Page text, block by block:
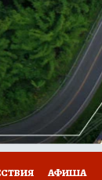
ВСЕ О КП
АФИША